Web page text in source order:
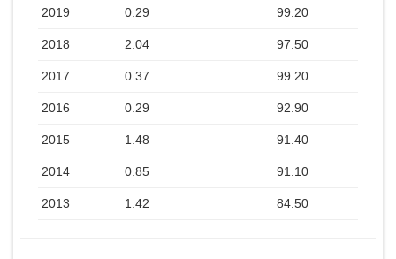
2019 0.29 99.20
2018 2.04 97.50
2017 0.37 99.20
2016 0.29 92.90
2015 1.48 91.40
2014 0.85 91.10
2013 1.42 84.50